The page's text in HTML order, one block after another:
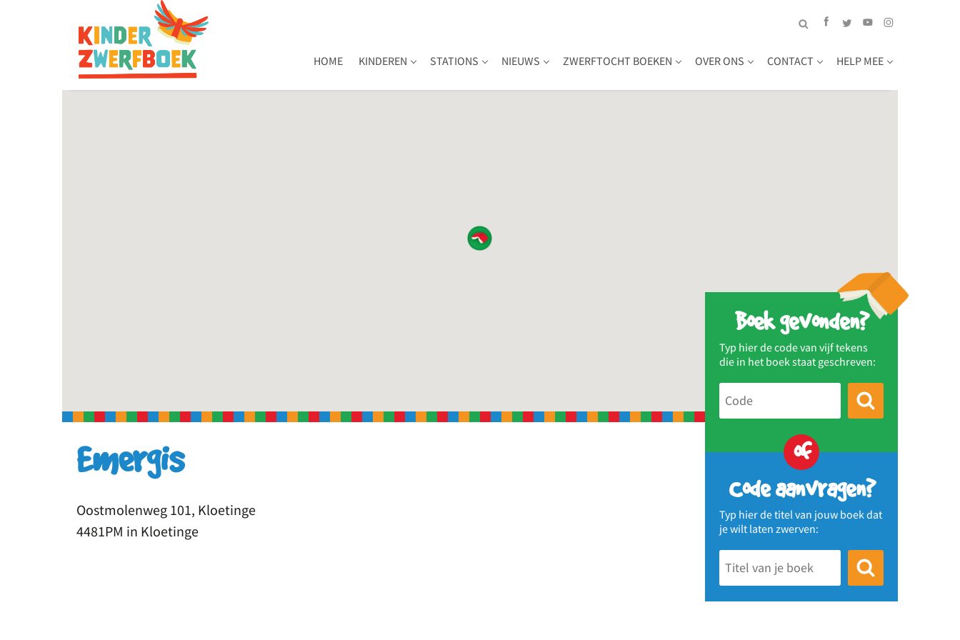
HOME KINDEREN STATIONS NIEUWS ZWERFTOCHT BOEKEN OVER ONS CONTACT HELP MEE
Boek gevonden?
Typ hier de code van vijf tekens
die in het boek staat geschreven:
of
Code aanvragen?
Typ hier de titel van jouw boek dat
je wilt laten zwerven:
Emergis
Oostmolenweg 101, Kloetinge
4481PM in Kloetinge